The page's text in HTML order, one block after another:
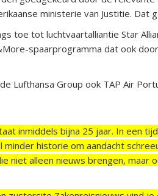
ministerie van Justitie. Dat
toe tot luchtvaartalliantie Star
spaarprogramma dat ook
Lufthansa Group ook TAP Air
inmiddels bijna 25 jaar. In een
minder historie om aandacht
niet alleen nieuws brengen, maar